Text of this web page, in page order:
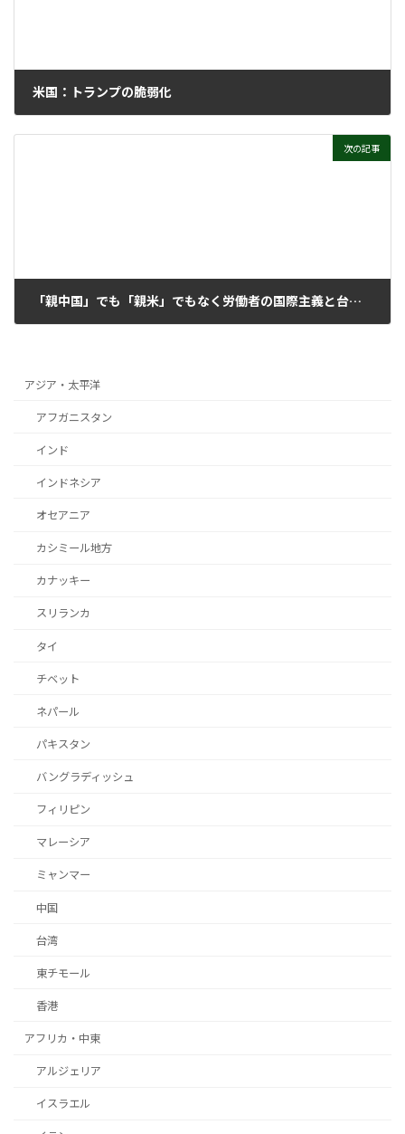
米国：トランプの脆弱化
次の記事
「親中国」でも「親米」でもなく労働者の国際主義と台湾人民の自己決定権を掲げて共に！
アジア・太平洋
アフガニスタン
インド
インドネシア
オセアニア
カシミール地方
カナッキー
スリランカ
タイ
チベット
ネパール
パキスタン
バングラディッシュ
フィリピン
マレーシア
ミャンマー
中国
台湾
東チモール
香港
アフリカ・中東
アルジェリア
イスラエル